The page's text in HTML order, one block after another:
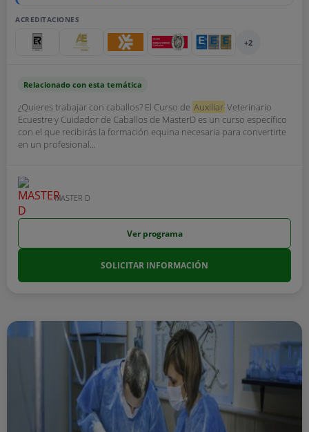
ACREDITACIONES
+2
Relacionado con esta temática
¿Quieres trabajar con caballos? El Curso de Auxiliar Veterinario
Ecuestre y Cuidador de Caballos de MasterD es un curso específico
con el que recibirás la formación equina necesaria para convertirte
en un profesional...
MASTER D
Ver programa
SOLICITAR INFORMACIÓN